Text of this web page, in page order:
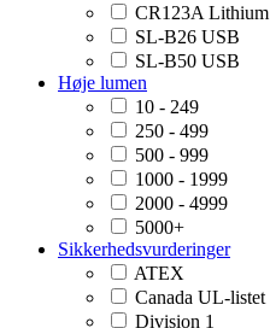
CR123A Lithium
SL-B26 USB
SL-B50 USB
Høje lumen
10 - 249
250 - 499
500 - 999
1000 - 1999
2000 - 4999
5000+
Sikkerhedsvurderinger
ATEX
Canada UL-listet
Division 1